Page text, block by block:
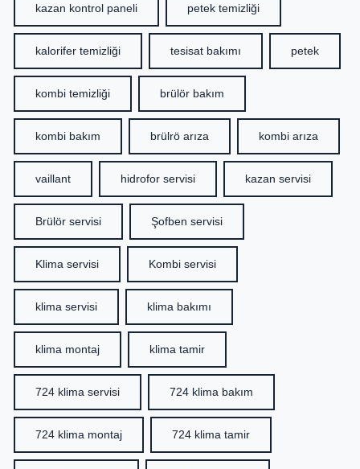
kazan kontrol paneli petek temizliği
kalorifer temizliği tesisat bakımı petek
kombi temizliği brülör bakım
kombi bakım brülrö arıza kombi arıza
vaillant hidrofor servisi kazan servisi
Brülör servisi Şofben servisi
Klima servisi Kombi servisi
klima servisi klima bakımı
klima montaj klima tamir
724 klima servisi 724 klima bakım
724 klima montaj 724 klima tamir